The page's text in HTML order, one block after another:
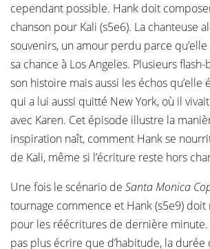
cependant possible. Hank doit
chanson pour Kali (s5e6). La chanteuse
souvenirs, un amour perdu parce
sa chance à Los Angeles. Plusieurs
son histoire mais aussi les échos qu’elle
qui a lui aussi quitté New York, où il
avec Karen. Cet épisode illustre la
inspiration naît, comment Hank se
de Kali, même si l’écriture reste hors
Une fois le scénario de Santa Monica
tournage commence et Hank (s5e9)
pour les réécritures de dernière minute.
pas plus écrire que d’habitude, la durée